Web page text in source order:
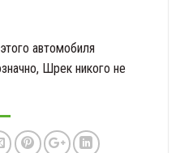
автомобиля
Шрек никого не